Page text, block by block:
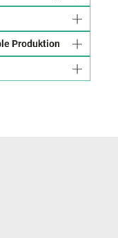
Produktion